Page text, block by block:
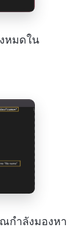
หมดใน
กำลังมองหา